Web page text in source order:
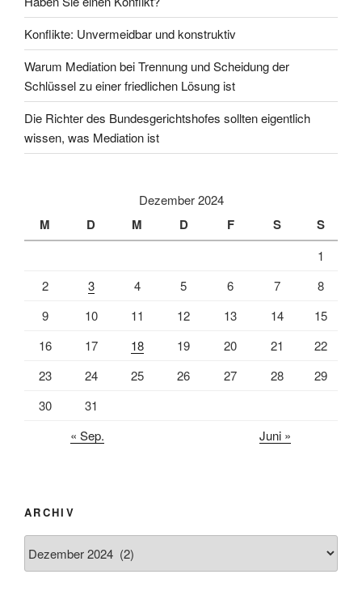
Lösung
ist“
Konflikte: Unvermeidbar und konstruktiv
Warum Mediation bei Trennung und Scheidung der
Schlüssel zu einer friedlichen Lösung ist
Die Richter des Bundesgerichtshofes sollten eigentlich
wissen, was Mediation ist
Dezember 2024
M D M D F S S
1
2
3 4 5 6 7
8
9
10 11 12 13 14
15
16
17 18 19 20 21
22
23
24 25 26 27 28
29
30
31
« Sep.
Juni »
ARCHIV